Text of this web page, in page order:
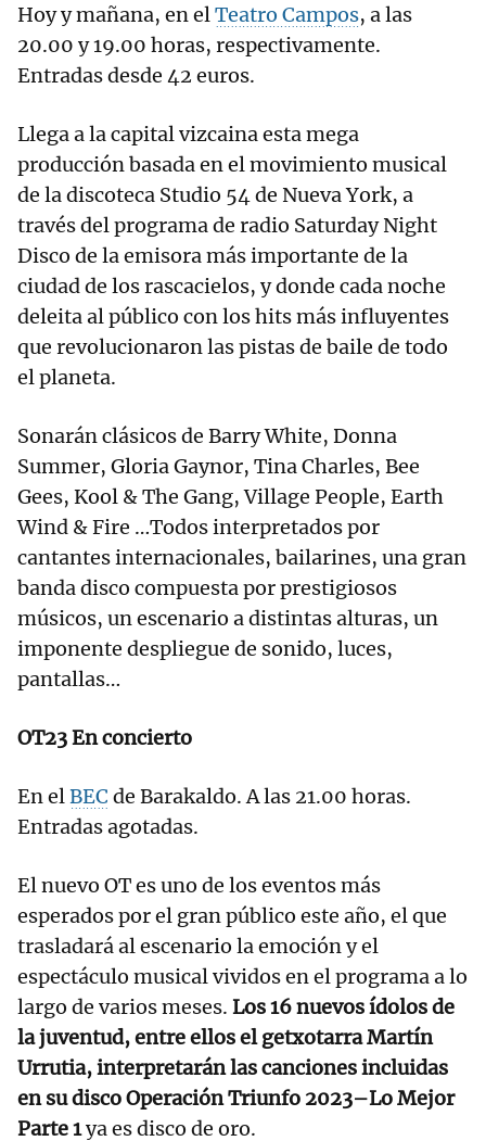
Hoy y mañana, en elTeatro Campos, a las
20.00 y 19.00 horas, respectivamente.
Entradas desde 42 euros.
Llega a la capital vizcaina esta mega
producción basada en el movimiento musical
de la discoteca Studio 54 de Nueva York, a
través del programa de radio Saturday Night
Disco de la emisora más importante de la
ciudad de los rascacielos, y donde cada noche
deleita al público con los hits más influyentes
que revolucionaron las pistas de baile de todo
el planeta.
Sonarán clásicos de Barry White, Donna
Summer, Gloria Gaynor, Tina Charles, Bee
Gees, Kool & The Gang, Village People, Earth
Wind & Fire …Todos interpretados por
cantantes internacionales, bailarines, una gran
banda disco compuesta por prestigiosos
músicos, un escenario a distintas alturas, un
imponente despliegue de sonido, luces,
pantallas…
OT23 En concierto
En elBEC de Barakaldo. A las 21.00 horas.
Entradas agotadas.
El nuevo OT es uno de los eventos más
esperados por el gran público este año, el que
trasladará al escenario la emoción y el
espectáculo musical vividos en el programa a lo
largo de varios meses. Los 16 nuevos ídolos de
la juventud, entre ellos el getxotarra Martín
Urrutia, interpretarán las canciones incluidas
en su disco Operación Triunfo 2023–Lo Mejor
Parte 1ya es disco de oro.